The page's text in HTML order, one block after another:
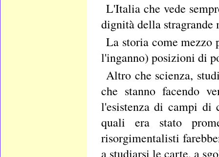
L'Italia che vede
dignità della stragrande
La storia come mezzo
l'inganno) posizioni di
Altro che scienza,
che stanno facendo
l'esistenza di campi
quali era stato
risorgimentalisti
a studiarsi le carte, a